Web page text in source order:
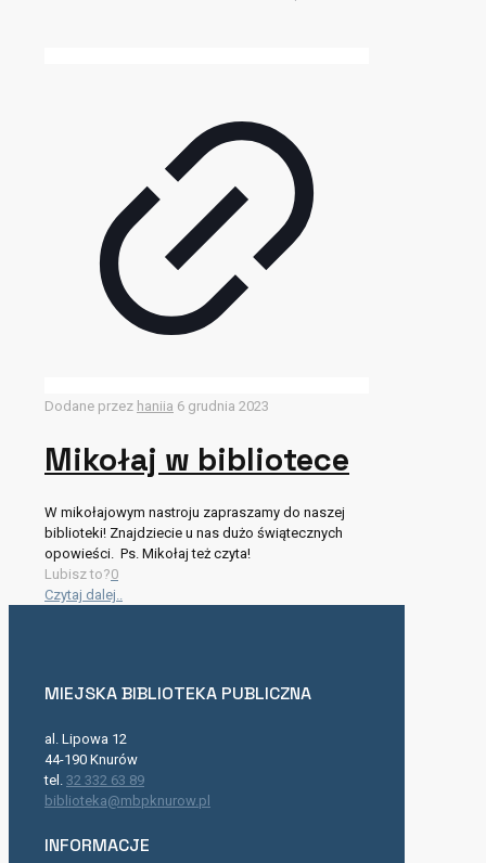
Dodane przez haniia 6 grudnia 2023
Mikołaj w bibliotece
W mikołajowym nastroju zapraszamy do naszej
biblioteki! Znajdziecie u nas dużo świątecznych
opowieści. Ps. Mikołaj też czyta!
Lubisz to?0
Czytaj dalej..
MIEJSKA BIBLIOTEKA PUBLICZNA
al. Lipowa 12
44-190 Knurów
tel. 32 332 63 89
biblioteka@mbpknurow.pl
INFORMACJE